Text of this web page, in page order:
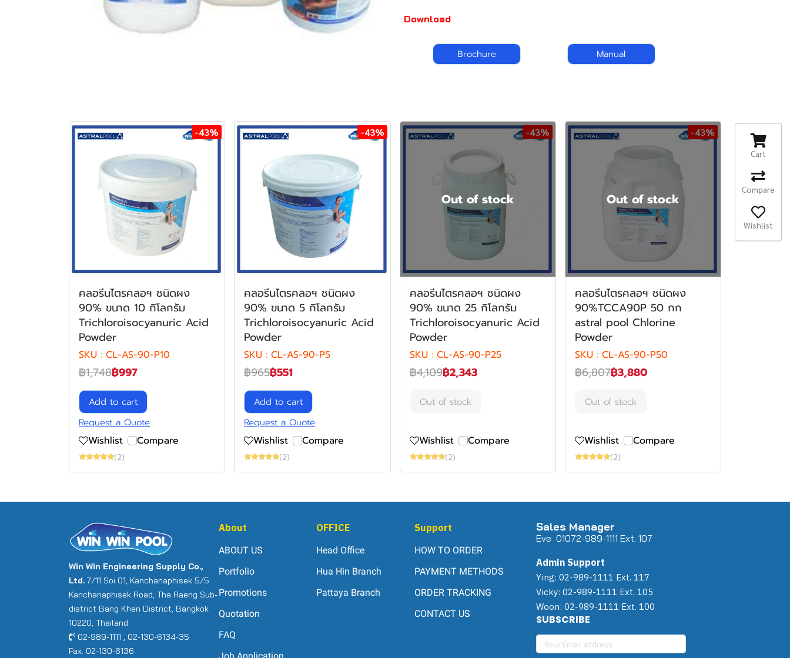
Download
Brochure Manual
-43%
คลอรีนไตรคลอฯ ชนิดผง
90% ขนาด 10 กิโลกรัม
Trichloroisocyanuric Acid
Powder
SKU : CL-AS-90-P10
฿1,748฿997
Add to cart
Request a Quote
Wishlist Compare
(2)
-43%
คลอรีนไตรคลอฯ ชนิดผง
90% ขนาด 5 กิโลกรัม
Trichloroisocyanuric Acid
Powder
SKU : CL-AS-90-P5
฿965฿551
Add to cart
Request a Quote
Wishlist Compare
(2)
-43%
Out of stock
คลอรีนไตรคลอฯ ชนิดผง
90% ขนาด 25 กิโลกรัม
Trichloroisocyanuric Acid
Powder
SKU : CL-AS-90-P25
฿4,109฿2,343
Out of stock
Wishlist Compare
(2)
-43%
Out of stock
คลอรีนไตรคลอฯ ชนิดผง
90%TCCA90P 50 กก
astral pool Chlorine
Powder
SKU : CL-AS-90-P50
฿6,807฿3,880
Out of stock
Wishlist Compare
(2)
Win Win Engineering Supply Co.,
Ltd. 7/11 Soi 01, Kanchanaphisek 5/5
Kanchanaphisek Road, Tha Raeng Sub-
district Bang Khen District, Bangkok
10220, Thailand
02-989-1111 , 02-130-6134-35
Fax. 02-130-6136
About
ABOUT US
Portfolio
Promotions
Quotation
FAQ
OFFICE
Head Office
Hua Hin Branch
Pattaya Branch
Support
HOW TO ORDER
PAYMENT METHODS
ORDER TRACKING
CONTACT US
Sales Manager
Eve 01072-989-1111 Ext. 107
Admin Support
Ying: 02-989-1111 Ext. 117
Vicky: 02-989-1111 Ext. 105
Woon: 02-989-1111 Ext. 100
SUBSCRIBE
Cart
Compare
Wishlist